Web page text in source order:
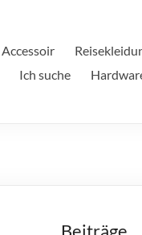
Accessoir
Ich suche
Beiträge